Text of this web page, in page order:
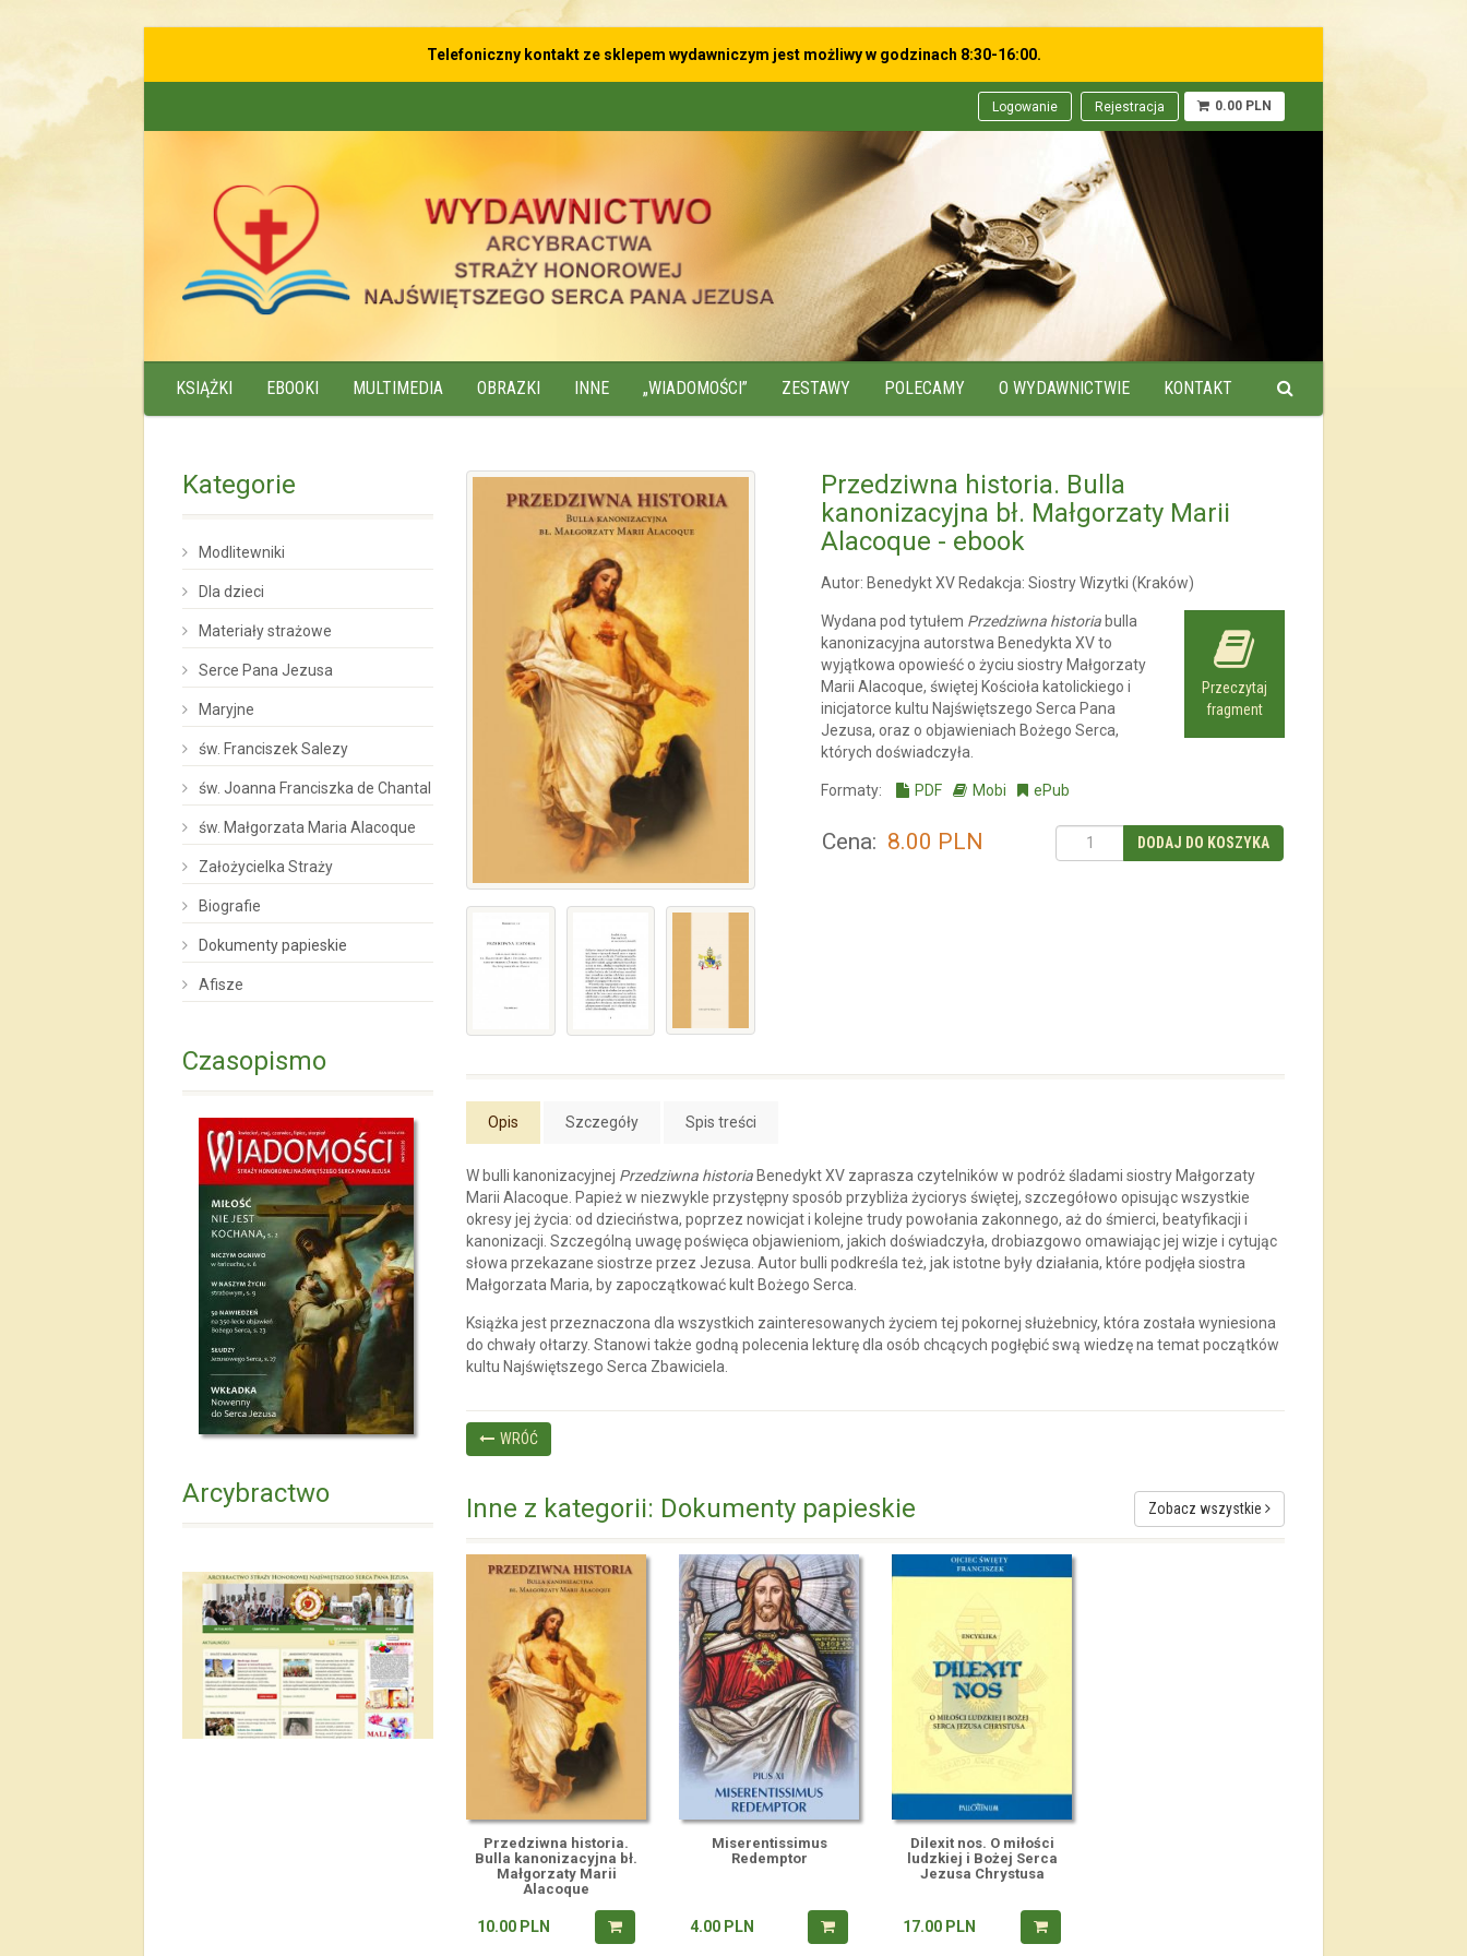
Telefoniczny kontakt ze sklepem wydawniczym jest możliwy w godzinach 8:30-16:00.
Logowanie Rejestracja 0.00 PLN
KSIĄŻKI EBOOKI MULTIMEDIA OBRAZKI INNE „WIADOMOŚCI” ZESTAWY POLECAMY O WYDAWNICTWIE KONTAKT
Przedziwna historia. Bulla
kanonizacyjna bł. Małgorzaty Marii
Alacoque - ebook
Autor: Benedykt XV Redakcja: Siostry Wizytki (Kraków)
Przeczytaj
fragment
Wydana pod tytułem Przedziwna historia bulla
kanonizacyjna autorstwa Benedykta XV to
wyjątkowa opowieść o życiu siostry Małgorzaty
Marii Alacoque, świętej Kościoła katolickiego i
inicjatorce kultu Najświętszego Serca Pana
Jezusa, oraz o objawieniach Bożego Serca,
których doświadczyła.
Formaty: PDF Mobi ePub
Cena: 8.00 PLN
Opis Szczegóły Spis treści
W bulli kanonizacyjnej Przedziwna historia Benedykt XV zaprasza czytelników w podróż śladami siostry Małgorzaty
Marii Alacoque. Papież w niezwykle przystępny sposób przybliża życiorys świętej, szczegółowo opisując wszystkie
okresy jej życia: od dzieciństwa, poprzez nowicjat i kolejne trudy powołania zakonnego, aż do śmierci, beatyfikacji i
kanonizacji. Szczególną uwagę poświęca objawieniom, jakich doświadczyła, drobiazgowo omawiając jej wizje i cytując
słowa przekazane siostrze przez Jezusa. Autor bulli podkreśla też, jak istotne były działania, które podjęła siostra
Małgorzata Maria, by zapoczątkować kult Bożego Serca.
Książka jest przeznaczona dla wszystkich zainteresowanych życiem tej pokornej służebnicy, która została wyniesiona
do chwały ołtarzy. Stanowi także godną polecenia lekturę dla osób chcących pogłębić swą wiedzę na temat początków
kultu Najświętszego Serca Zbawiciela.
WRÓĆ
Zobacz wszystkie
Inne z kategorii: Dokumenty papieskie
Przedziwna historia.
Bulla kanonizacyjna bł.
Małgorzaty Marii
Alacoque
10.00 PLN
Miserentissimus
Redemptor
4.00 PLN
Dilexit nos. O miłości
ludzkiej i Bożej Serca
Jezusa Chrystusa
17.00 PLN
Kategorie
Modlitewniki
Dla dzieci
Materiały strażowe
Serce Pana Jezusa
Maryjne
św. Franciszek Salezy
św. Joanna Franciszka de Chantal
św. Małgorzata Maria Alacoque
Założycielka Straży
Biografie
Dokumenty papieskie
Afisze
Czasopismo
Arcybractwo